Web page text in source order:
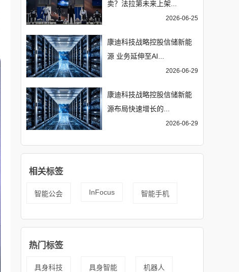
卖？法拉第未来上架...
2026-06-25
康迪科技战略控股信储新能
源 业务延伸至AI...
2026-06-29
康迪科技战略控股信储新能
源布局快速增长的...
2026-06-29
相关标签
智能公会 InFocus 智能手机
热门标签
具身科技 具身智能 机器人